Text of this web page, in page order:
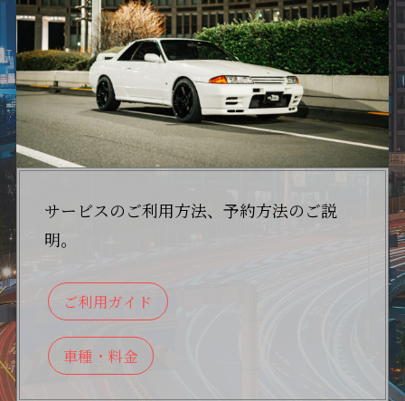
サービスのご利用方法、予約方法のご説
明。
ご利用ガイド
車種・料金